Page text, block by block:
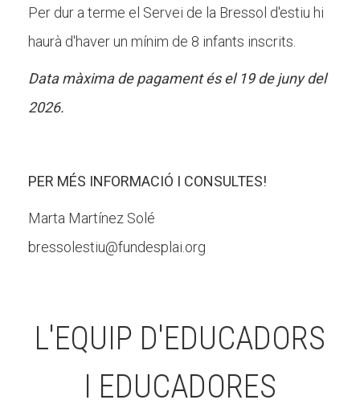
Per dur a terme el Servei de la Bressol d'estiu hi
haurà d'haver un mínim de 8 infants inscrits.
Data màxima de pagament és el 19 de juny del
2026.
PER MÉS INFORMACIÓ I CONSULTES!
Marta Martínez Solé
bressolestiu@fundesplai.org
L'EQUIP D'EDUCADORS
I EDUCADORES